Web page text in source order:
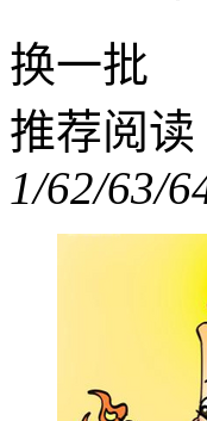
换一批
推荐阅读
1/62/63/6